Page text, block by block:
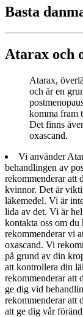
Basta
Atarax och
Atarax,
och är en
komma fram
Det finns
oxascand.
Vi använder
behandlingen av
rekommenderar att
kvinnor. Det är
läkemedel. Vi är
lida av det. Vi är
kontakta oss om
rekommenderar vi
oxascand. Vi
på grund av din
att kontrollera din
rekommenderar att
ge dig vid
rekommenderar att
att ge dig vår